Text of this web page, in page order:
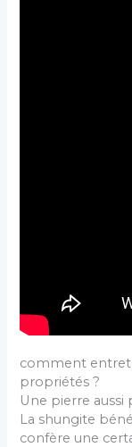
comment
propriétés ?
Une pierre
La shungite
confère une